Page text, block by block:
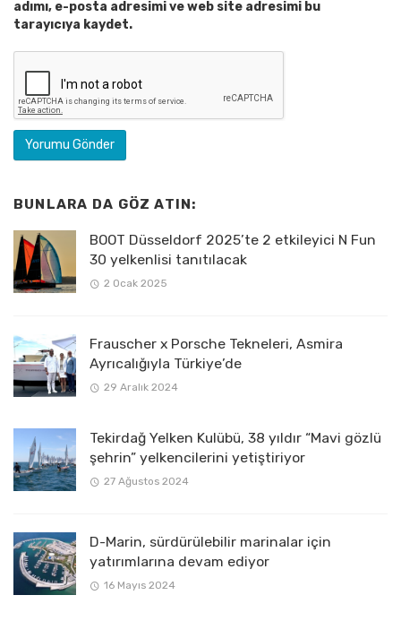
adımı, e-posta adresimi ve web site adresimi bu
tarayıcıya kaydet.
BUNLARA DA GÖZ ATIN:
BOOT Düsseldorf 2025’te 2 etkileyici N Fun
30 yelkenlisi tanıtılacak
2 Ocak 2025
Frauscher x Porsche Tekneleri, Asmira
Ayrıcalığıyla Türkiye’de
29 Aralık 2024
Tekirdağ Yelken Kulübü, 38 yıldır “Mavi gözlü
şehrin” yelkencilerini yetiştiriyor
27 Ağustos 2024
D-Marin, sürdürülebilir marinalar için
yatırımlarına devam ediyor
16 Mayıs 2024